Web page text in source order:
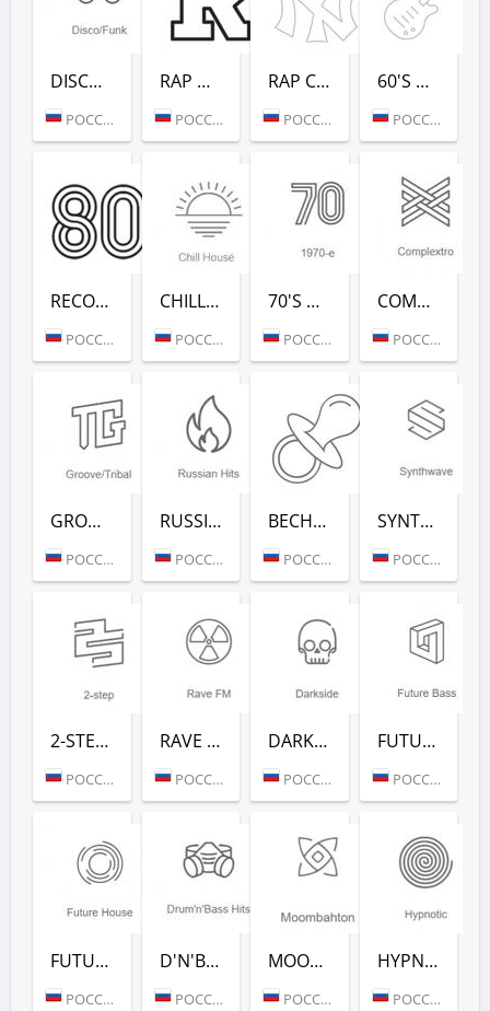
DISCO/FUNK (РАДИО РЕКОРД)
РОССИЯ (МОСКВА)
RAP HITS (РАДИО РЕКОРД)
РОССИЯ (МОСКВА)
RAP CLASSICS (РАДИО РЕКОРД)
РОССИЯ (МОСКВА)
60'S DANCE (РАДИО РЕКОРД)
РОССИЯ (МОСКВА)
RECORD 80-Х (РАДИО РЕКОРД)
РОССИЯ (МОСКВА)
CHILL HOUSE (РАДИО РЕКОРД)
РОССИЯ (МОСКВА)
70'S DANCE (РАДИО РЕКОРД)
РОССИЯ (МОСКВА)
COMPLEXTRO (РАДИО РЕКОРД)
РОССИЯ (МОСКВА)
GROOVE/TRIBAL (РАДИО РЕКОРД)
РОССИЯ (МОСКВА)
RUSSIAN HITS (РАДИО РЕКОРД)
РОССИЯ (МОСКВА)
ВЕСНУШКА FM (РАДИО РЕКОРД)
РОССИЯ (МОСКВА)
SYNTHWAVE (РАДИО РЕКОРД)
РОССИЯ (МОСКВА)
2-STEP (РАДИО РЕКОРД)
РОССИЯ (МОСКВА)
RAVE FM (РАДИО РЕКОРД)
РОССИЯ (МОСКВА)
DARKSIDE (РАДИО РЕКОРД)
РОССИЯ (МОСКВА)
FUTURE BASS (РАДИО РЕКОРД)
РОССИЯ (МОСКВА)
FUTURE HOUSE (РАДИО РЕКОРД)
РОССИЯ (МОСКВА)
D'N'B CLASSICS (РАДИО РЕКОРД)
РОССИЯ (МОСКВА)
MOOMBAHTON (РАДИО РЕКОРД)
РОССИЯ (МОСКВА)
HYPNOTIC (РАДИО РЕКОРД)
РОССИЯ (МОСКВА)